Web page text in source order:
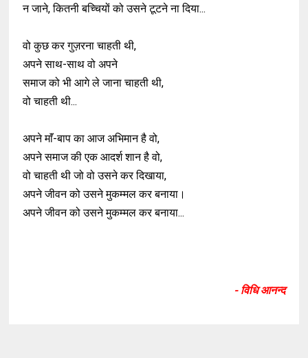
न जाने, कितनी बच्चियों को उसने टूटने ना दिया...
वो कुछ कर गुज़रना चाहती थी,
अपने साथ-साथ वो अपने
समाज को भी आगे ले जाना चाहती थी,
वो चाहती थी...
अपने माॅं-बाप का आज अभिमान है वो,
अपने समाज की एक आदर्श शान है वो,
वो चाहती थी जो वो उसने कर दिखाया,
अपने जीवन को उसने मुकम्मल कर बनाया।
अपने जीवन को उसने मुकम्मल कर बनाया...
- विधि आनन्द